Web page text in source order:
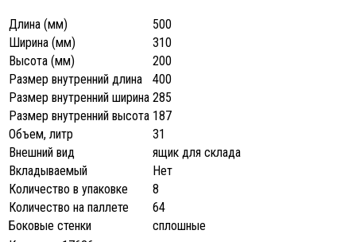
Длина (мм)
500
Ширина (мм)
310
Высота (мм)
200
Размер внутренний длина
400
Размер внутренний ширина 285
Размер внутренний высота 187
Объем, литр
31
Внешний вид
ящик для склада
Вкладываемый
Нет
Количество в упаковке
8
Количество на паллете
64
Боковые стенки
сплошные